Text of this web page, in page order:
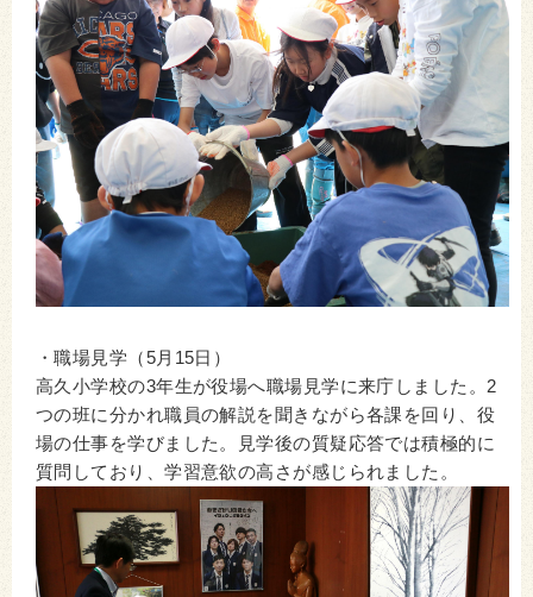
・職場見学（5月15日）
高久小学校の3年生が役場へ職場見学に来庁しました。2
つの班に分かれ職員の解説を聞きながら各課を回り、役
場の仕事を学びました。見学後の質疑応答では積極的に
質問しており、学習意欲の高さが感じられました。